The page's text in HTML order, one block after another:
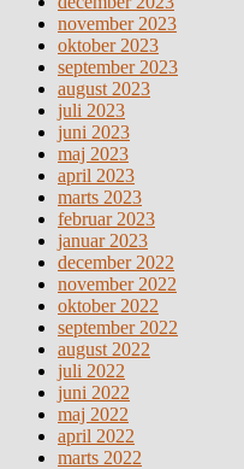
november 2023
oktober 2023
september 2023
august 2023
juli 2023
juni 2023
maj 2023
april 2023
marts 2023
februar 2023
januar 2023
december 2022
november 2022
oktober 2022
september 2022
august 2022
juli 2022
juni 2022
maj 2022
april 2022
marts 2022